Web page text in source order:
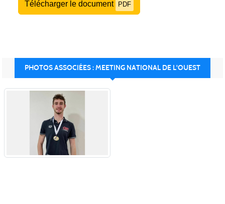
Télécharger le document PDF
PHOTOS ASSOCIÉES : MEETING NATIONAL DE L'OUEST